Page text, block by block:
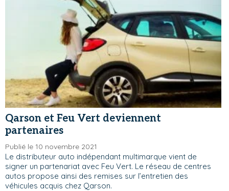
Qarson et Feu Vert deviennent
partenaires
Publié le 10 novembre 2021
Le distributeur auto indépendant multimarque vient de
signer un partenariat avec Feu Vert. Le réseau de centres
autos propose ainsi des remises sur l’entretien des
véhicules acquis chez Qarson.